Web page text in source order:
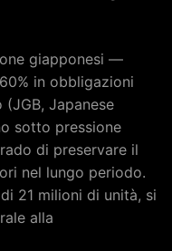
giapponesi —
in obbligazioni
Japanese
sotto pressione
di preservare il
nel lungo periodo.
21 milioni di unità, si
alla